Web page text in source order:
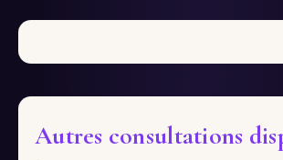
Autres consultations